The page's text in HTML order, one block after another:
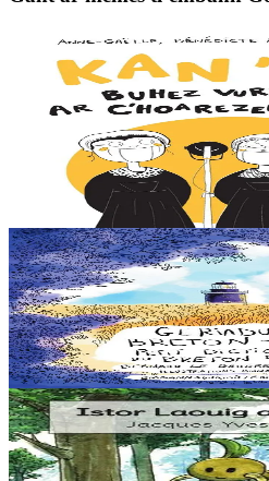
7 vloaz hag ouzhpenn
Kan 'ta ! Buhez vurzhudus
Hag ar C’hoarezed Goadec a
maez, e Breizh, ha berzh o deus
c’hanaouennoù. Eus Treffrin da...
12,90 €
6 vloaz hag ouzhpenn
Goater
Geriadurig Breton-Groe
Plijout a raio ar geriadur-mañ d’an
Er stok20,00 €
3 bloaz hag ouzhpenn
Goater
Istor Laouig al Laouenn